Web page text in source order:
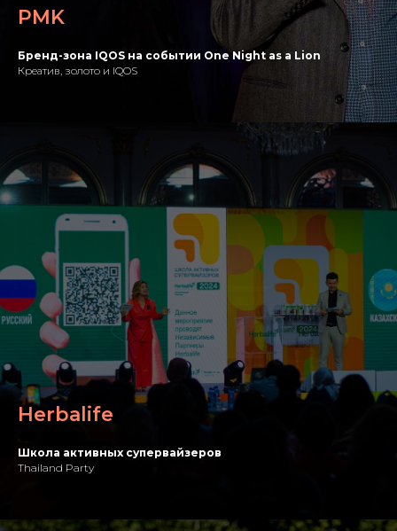
PMK
Бренд-зона IQOS на событии One Night as a Lion
Креатив, золото и IQOS
Herbalife
Школа активных супервайзеров
Thailand Party